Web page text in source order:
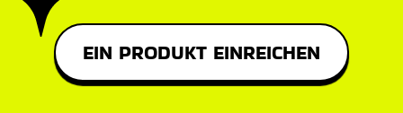
EIN PRODUKT EINREICHEN